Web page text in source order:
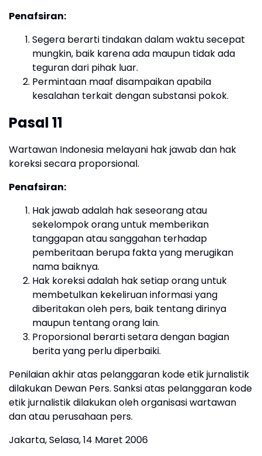
Penafsiran:
Segera berarti tindakan dalam waktu secepat
mungkin, baik karena ada maupun tidak ada
teguran dari pihak luar.
Permintaan maaf disampaikan apabila
kesalahan terkait dengan substansi pokok.
Pasal 11
Wartawan Indonesia melayani hak jawab dan hak
koreksi secara proporsional.
Penafsiran:
Hak jawab adalah hak seseorang atau
sekelompok orang untuk memberikan
tanggapan atau sanggahan terhadap
pemberitaan berupa fakta yang merugikan
nama baiknya.
Hak koreksi adalah hak setiap orang untuk
membetulkan kekeliruan informasi yang
diberitakan oleh pers, baik tentang dirinya
maupun tentang orang lain.
Proporsional berarti setara dengan bagian
berita yang perlu diperbaiki.
Penilaian akhir atas pelanggaran kode etik jurnalistik
dilakukan Dewan Pers. Sanksi atas pelanggaran kode
etik jurnalistik dilakukan oleh organisasi wartawan
dan atau perusahaan pers.
Jakarta, Selasa, 14 Maret 2006